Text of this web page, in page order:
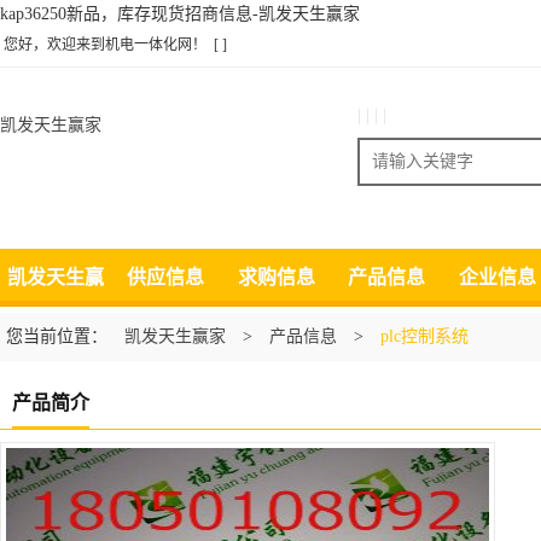
kap36250新品，库存现货招商信息-凯发天生赢家
您好，欢迎来到机电一体化网！ [ ]
凯发天生赢家
搜索
凯发天生赢
家
供应信息 求购信息 产品信息 企业信息
您当前位置： 凯发天生赢家 > 产品信息 > plc控制系统
产品简介